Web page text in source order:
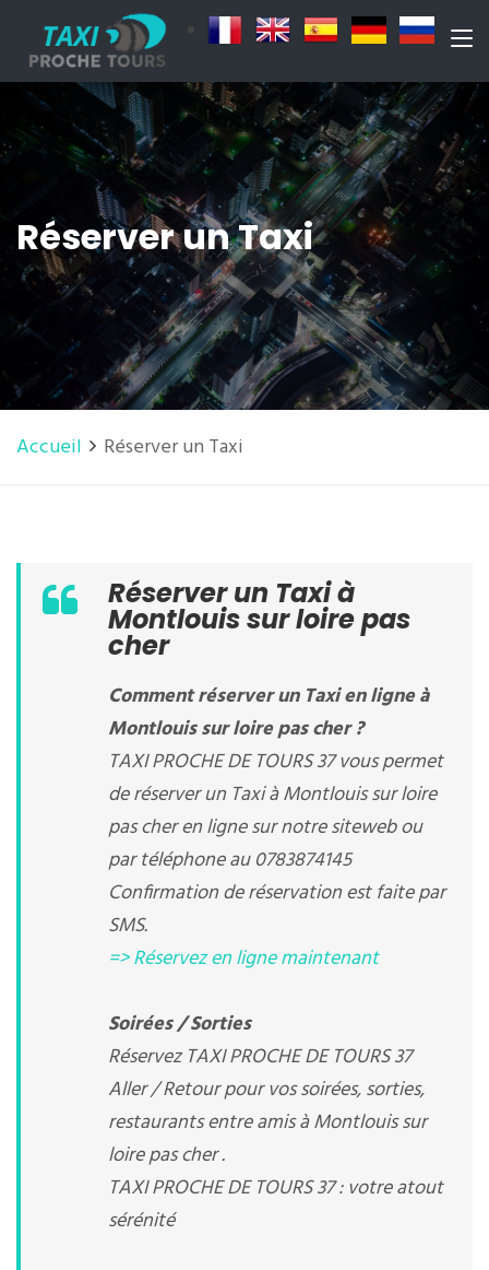
Réserver un Taxi
Accueil Réserver un Taxi
Réserver un Taxi à
Montlouis sur loire pas
cher
Comment réserver un Taxi en ligne à
Montlouis sur loire pas cher ?
TAXI PROCHE DE TOURS 37 vous permet
de réserver un Taxi à Montlouis sur loire
pas cher en ligne sur notre siteweb ou
par téléphone au 0783874145
Confirmation de réservation est faite par
SMS.
=> Réservez en ligne maintenant
Soirées / Sorties
Réservez TAXI PROCHE DE TOURS 37
Aller / Retour pour vos soirées, sorties,
restaurants entre amis à Montlouis sur
loire pas cher .
TAXI PROCHE DE TOURS 37 : votre atout
sérénité